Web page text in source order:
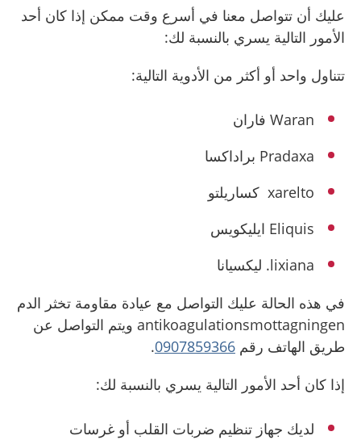
عليك أن تتواصل معنا في أسرع وقت ممكن إذا كان أحد
الأمور التالية يسري بالنسبة لك:
تتناول واحد أو أكثر من الأدوية التالية:
Waran فاران
Pradaxa براداكسا
xarelto كساريلتو
Eliquis ايليكويس
lixiana. ليكسيانا
في هذه الحالة عليك التواصل مع عيادة مقاومة تخثر الدم
antikoagulationsmottagningen ويتم التواصل عن
طريق الهاتف رقم 0907859366
.
إذا كان أحد الأمور التالية يسري بالنسبة لك:
لديك جهاز تنظيم ضربات القلب أو غرسات